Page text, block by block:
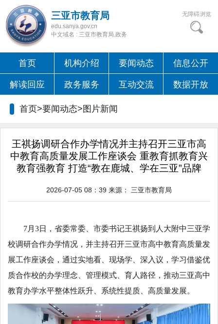
三亚市教育局
edu.sanya.gov.cn
中文域名 : 三亚市教育局.政务
无障碍浏览
首页 机构介绍 要闻动态 信息公开
解读回应 政务服务 互动交流 数据开放
首页>要闻动态>图片新闻
王祺扬调研合作办学情况并主持召开三亚市高
中教育高质量发展工作座谈会 重教育抓教育兴
教育强教育 打造“教在鹿城、学在三亚”品牌
2026-07-05 08：39 来源： 三亚市教育局
7月3日，省委常委、市委书记王祺扬到人大附中三亚学
校调研合作办学情况，并主持召开三亚市高中教育高质量发
展工作座谈会，通过实地看、现场学、深入议，学习借鉴优
质合作校的办学理念、管理模式、育人路径，推动三亚高中
教育办学水平整体性跃升、系统性提质、高质量发展。